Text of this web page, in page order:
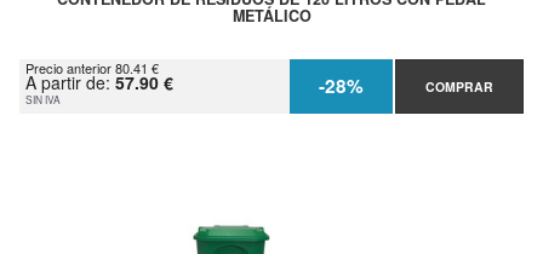
METÁLICO
Precio anterior 80.41 €
A partir de: 57.90 €
SIN IVA -28% COMPRAR